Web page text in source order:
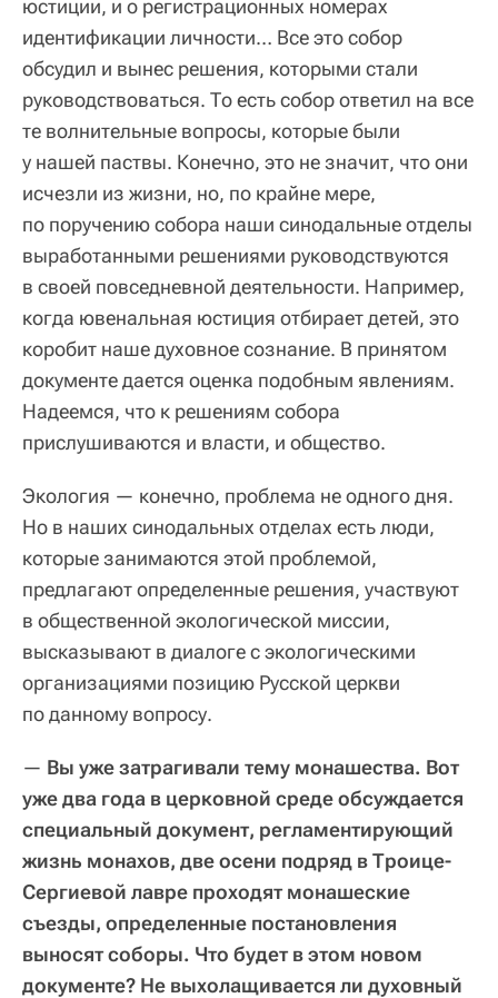
юстиции, и о регистрационных номерах
идентификации личности… Все это собор
обсудил и вынес решения, которыми стали
руководствоваться. То есть собор ответил на все
те волнительные вопросы, которые были
у нашей паствы. Конечно, это не значит, что они
исчезли из жизни, но, по крайне мере,
по поручению собора наши синодальные отделы
выработанными решениями руководствуются
в своей повседневной деятельности. Например,
когда ювенальная юстиция отбирает детей, это
коробит наше духовное сознание. В принятом
документе дается оценка подобным явлениям.
Надеемся, что к решениям собора
прислушиваются и власти, и общество.
Экология — конечно, проблема не одного дня.
Но в наших синодальных отделах есть люди,
которые занимаются этой проблемой,
предлагают определенные решения, участвуют
в общественной экологической миссии,
высказывают в диалоге с экологическими
организациями позицию Русской церкви
по данному вопросу.
— Вы уже затрагивали тему монашества. Вот
уже два года в церковной среде обсуждается
специальный документ, регламентирующий
жизнь монахов, две осени подряд в Троице-
Сергиевой лавре проходят монашеские
съезды, определенные постановления
выносят соборы. Что будет в этом новом
документе? Не выхолащивается ли духовный